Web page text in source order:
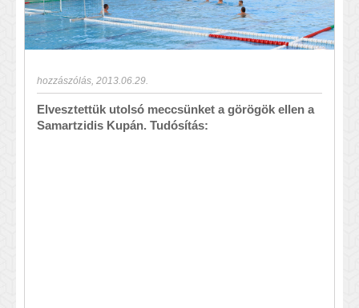
hozzászólás 2013.06.29.
Elvesztettük utolsó meccsünket a görögök ellen a
Samartzidis Kupán. Tudósítás: